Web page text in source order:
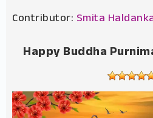
Contributor: Smita
Happy Buddha